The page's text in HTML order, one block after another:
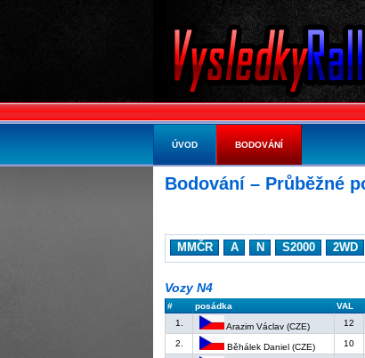
Bodování – Průběžné
MMČR A N S2000 2WD
Vozy N4
# posádka VAL
1.
Arazim Václav (CZE) 12
2. Běhálek Daniel (CZE) 10
ÚVOD BODOVÁNÍ